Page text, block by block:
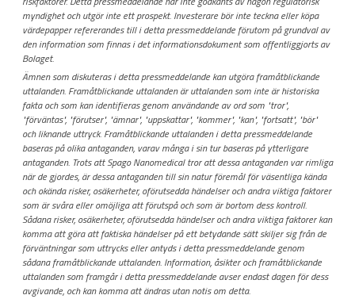
myndighet och utgör inte ett prospekt. Investerare bör inte teckna eller köpa
värdepapper refererandes till i detta pressmeddelande förutom på grundval av
den information som finnas i det informationsdokument som offentliggjorts av
Bolaget.
Ämnen som diskuteras i detta pressmeddelande kan utgöra framåtblickande
uttalanden. Framåtblickande uttalanden är uttalanden som inte är historiska
fakta och som kan identifieras genom användande av ord som "tror",
"förväntas", "förutser", "ämnar", "uppskattar", "kommer", "kan", "fortsatt", "bör"
och liknande uttryck. Framåtblickande uttalanden i detta pressmeddelande
baseras på olika antaganden, varav många i sin tur baseras på ytterligare
antaganden. Trots att Spago Nanomedical tror att dessa antaganden var rimliga
när de gjordes, är dessa antaganden till sin natur föremål för väsentliga kända
och okända risker, osäkerheter, oförutsedda händelser och andra viktiga faktorer
som är svåra eller omöjliga att förutspå och som är bortom dess kontroll.
Sådana risker, osäkerheter, oförutsedda händelser och andra viktiga faktorer kan
komma att göra att faktiska händelser på ett betydande sätt skiljer sig från de
förväntningar som uttrycks eller antyds i detta pressmeddelande genom
sådana framåtblickande uttalanden. Information, åsikter och framåtblickande
uttalanden som framgår i detta pressmeddelande avser endast dagen för dess
avgivande, och kan komma att ändras utan notis om detta.